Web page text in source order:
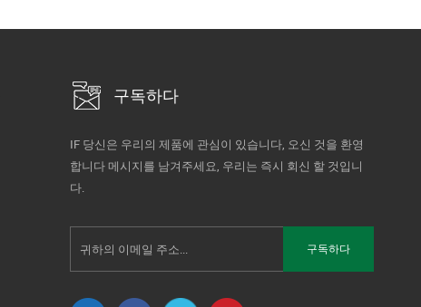
구독하다
IF 당신은 우리의 제품에 관심이 있습니다, 오신 것을 환영
합니다 메시지를 남겨주세요, 우리는 즉시 회신 할 것입니
다.